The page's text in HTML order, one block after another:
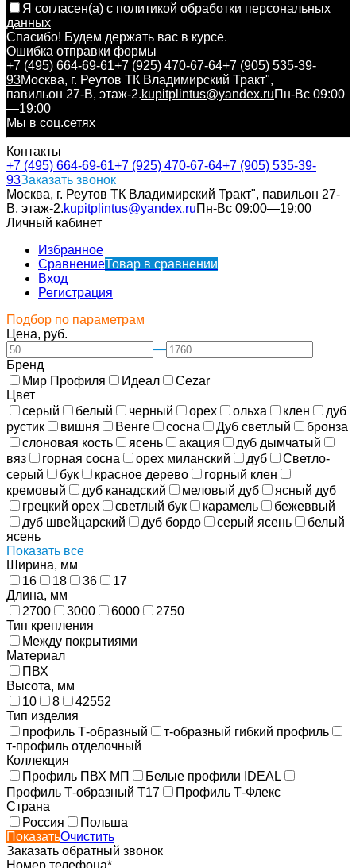
Я согласен(a) с политикой обработки персональных
данных
Спасибо! Будем держать вас в курсе.
Ошибка отправки формы
+7 (495) 664-69-61+7 (925) 470-67-64+7 (905) 535-39-
93Москва, г. Реутов ТК Владимирский Тракт",
павильон 27-В, этаж-2.kupitplintus@yandex.ruПн-Вс 09:00
—19:00
Мы в соц.сетях
Контакты
+7 (495) 664-69-61+7 (925) 470-67-64+7 (905) 535-39-
93Заказать звонок
Москва, г. Реутов ТК Владимирский Тракт", павильон 27-
В, этаж-2.kupitplintus@yandex.ruПн-Вс 09:00—19:00
Личный кабинет
Избранное
СравнениеТовар в сравнении
Вход
Регистрация
Подбор по параметрам
Цена, руб.
—
Бренд
Мир Профиля
Идеал
Cezar
Цвет
серый
белый черный орех ольха клен
дуб
рустик
вишня Венге сосна Дуб светлый
бронза
слоновая кость
ясень акация
дуб дымчатый
вяз
горная сосна орех миланский дуб
Светло-
серый
бук красное дерево
горный клен
кремовый
дуб канадский меловый дуб
ясный дуб
грецкий орех
светлый бук карамель
бежеввый
дуб швейцарский
дуб бордо серый ясень
белый
ясень
Показать все
Ширина, мм
16
18 36
17
Длина, мм
2700
3000 6000
2750
Тип крепления
Между покрытиями
Материал
ПВХ
Высота, мм
10
8
42552
Тип изделия
профиль Т-образный
т-образный гибкий профиль
т-профиль отделочный
Коллекция
Профиль ПВХ МП
Белые профили IDEAL
Профиль Т-образный Т17
Профиль Т-Флекс
Страна
Россия
Польша
ПоказатьОчистить
Заказать обратный звонок
Номер телефона*